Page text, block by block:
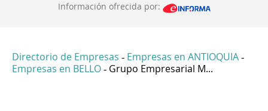
Información ofrecida por:
Directorio de Empresas - Empresas en ANTIOQUIA -
Empresas en BELLO - Grupo Empresarial M...